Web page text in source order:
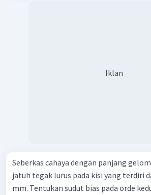
Iklan
Seberkas cahaya dengan panjang
jatuh tegak lurus pada kisi yang terdiri
mm. Tentukan sudut bias pada orde